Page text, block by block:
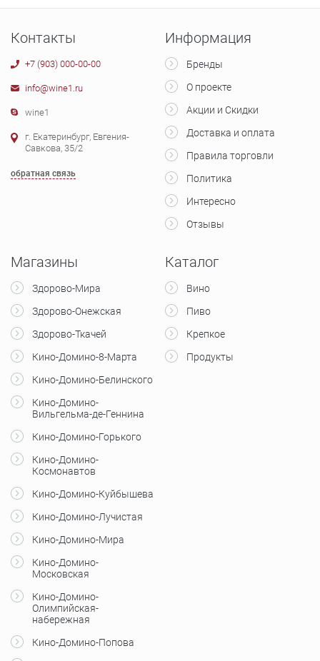
Контакты
+7 (903) 000-00-00
info@wine1.ru
wine1
г. Екатеринбург, Евгения-
Савкова, 35/2
обратная связь
Информация
Бренды
О проекте
Акции и Скидки
Доставка и оплата
Правила торговли
Политика
Интересно
Отзывы
Магазины
Здорово-Мира
Здорово-Онежская
Здорово-Ткачей
Кино-Домино-8-Марта
Кино-Домино-Белинского
Кино-Домино-
Вильгельма-де-Геннина
Кино-Домино-Горького
Кино-Домино-
Космонавтов
Кино-Домино-Куйбышева
Кино-Домино-Лучистая
Кино-Домино-Мира
Кино-Домино-
Московская
Кино-Домино-
Олимпийская-
набережная
Кино-Домино-Попова
Каталог
Вино
Пиво
Крепкое
Продукты